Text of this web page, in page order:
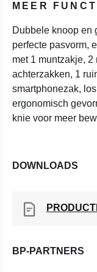
MEER
Dubbele knoop en
perfecte pasvorm,
met 1 muntzakje,
achterzakken, 1
smartphonezak,
ergonomisch
knie voor meer
DOWNLOADS
BP-PARTNERS